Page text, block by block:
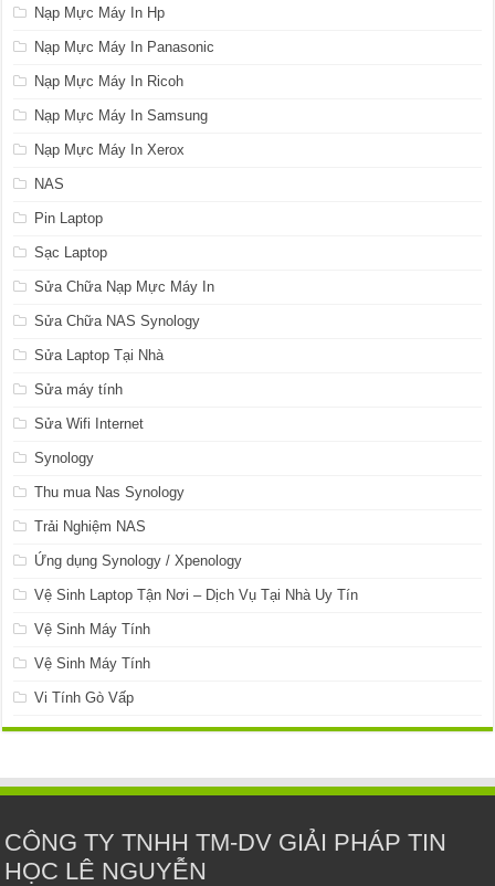
Nạp Mực Máy In Hp
Nạp Mực Máy In Panasonic
Nạp Mực Máy In Ricoh
Nạp Mực Máy In Samsung
Nạp Mực Máy In Xerox
NAS
Pin Laptop
Sạc Laptop
Sửa Chữa Nạp Mực Máy In
Sửa Chữa NAS Synology
Sửa Laptop Tại Nhà
Sửa máy tính
Sửa Wifi Internet
Synology
Thu mua Nas Synology
Trải Nghiệm NAS
Ứng dụng Synology / Xpenology
Vệ Sinh Laptop Tận Nơi – Dịch Vụ Tại Nhà Uy Tín
Vệ Sinh Máy Tính
Vệ Sinh Máy Tính
Vi Tính Gò Vấp
CÔNG TY TNHH TM-DV GIẢI PHÁP TIN
HỌC LÊ NGUYỄN